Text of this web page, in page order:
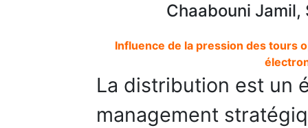
Chaabouni Jamil,
Influence de la pression des tours
La distribution est un
management